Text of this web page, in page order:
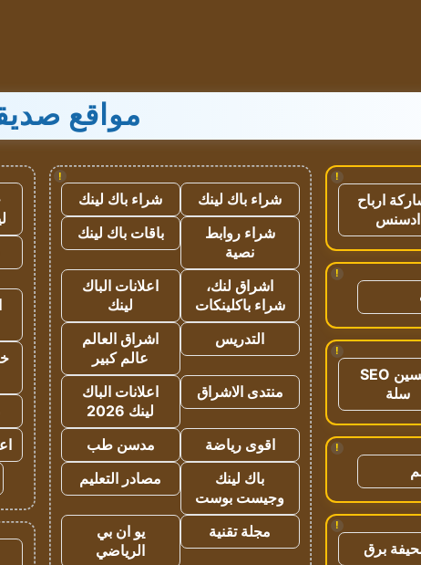
مواقع
!
ارباح
ادسنس
!
!
تحسين SEO
سلة
!
!
برق
!
شراء باك لينك
شراء باك لينك
شراء روابط
نصية
باقات باك لينك
اشراق لنك،
شراء باكلينكات
اعلانات الباك
لينك
التدريس
اشراق العالم
عالم كبير
منتدى الاشراق
اعلانات الباك
لينك 2026
اقوى رياضة
مدسن طب
باك لينك
وجيست بوست
مصادر التعليم
مجلة تقنية
يو ان بي
الرياضي